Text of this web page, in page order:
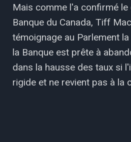
Mais comme l'a confirmé le
Banque du Canada, Tiff
témoignage au Parlement
la Banque est prête à
dans la hausse des taux si
rigide et ne revient pas à la